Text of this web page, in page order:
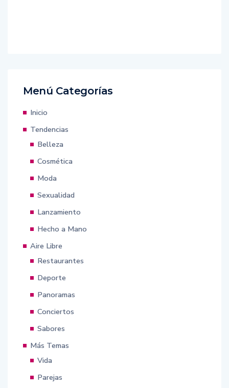
Menú Categorías
Inicio
Tendencias
Belleza
Cosmética
Moda
Sexualidad
Lanzamiento
Hecho a Mano
Aire Libre
Restaurantes
Deporte
Panoramas
Conciertos
Sabores
Más Temas
Vida
Parejas